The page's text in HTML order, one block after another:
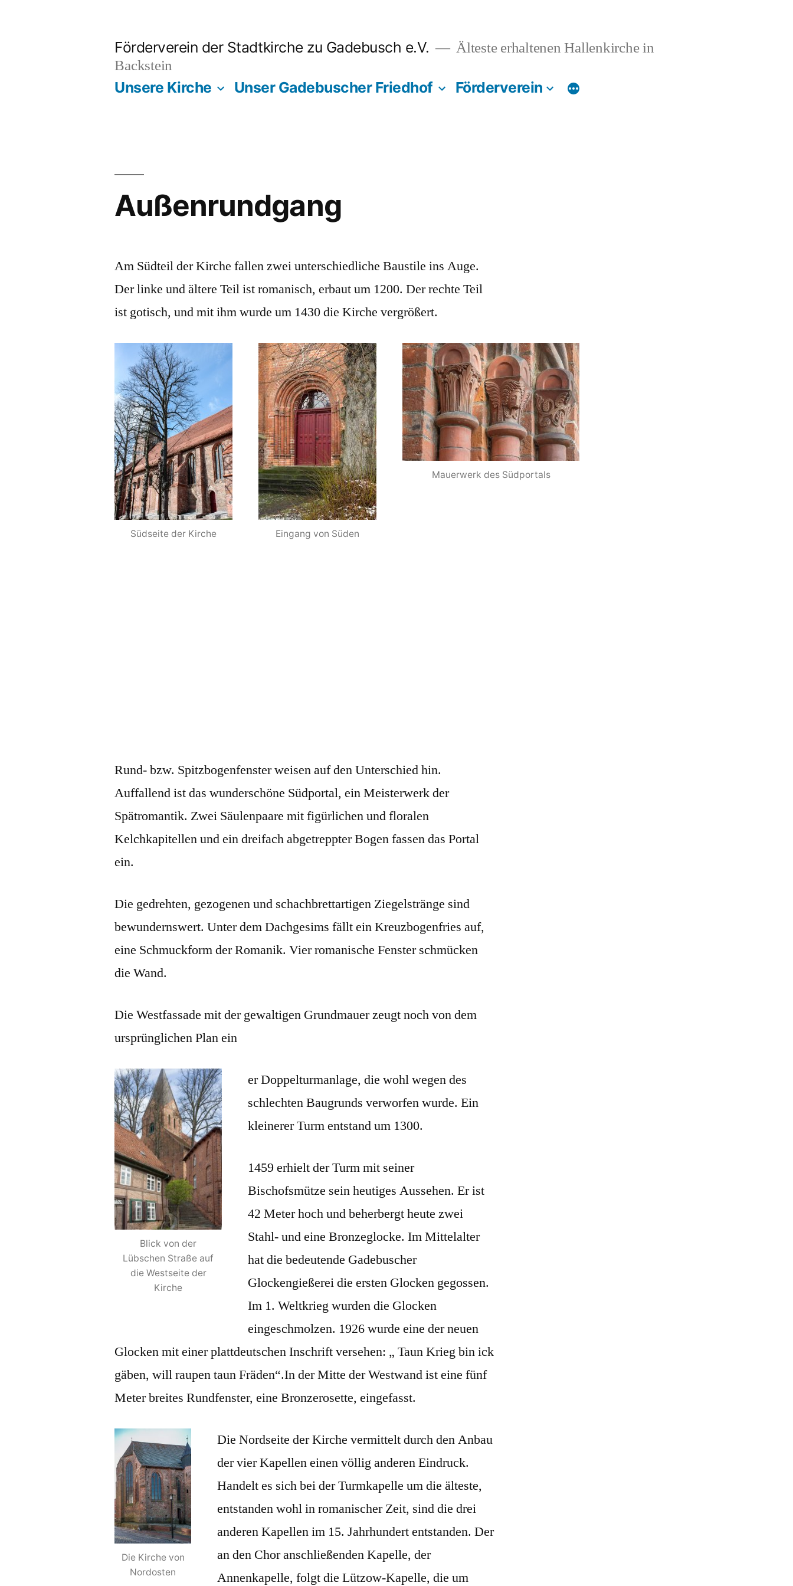
Förderverein der Stadtkirche zu Gadebusch e.V.
Älteste erhaltenen Hallenkirche in
Backstein
Unsere Kirche Unser Gadebuscher Friedhof Förderverein
Außenrundgang
Am Südteil der Kirche fallen zwei unterschiedliche Baustile ins Auge.
Der linke und ältere Teil ist romanisch, erbaut um 1200. Der rechte Teil
ist gotisch, und mit ihm wurde um 1430 die Kirche vergrößert.
Südseite der Kirche Eingang von Süden
Mauerwerk des Südportals
Rund- bzw. Spitzbogenfenster weisen auf den Unterschied hin.
Auffallend ist das wunderschöne Südportal, ein Meisterwerk der
Spätromantik. Zwei Säulenpaare mit figürlichen und floralen
Kelchkapitellen und ein dreifach abgetreppter Bogen fassen das Portal
ein.
Die gedrehten, gezogenen und schachbrettartigen Ziegelstränge sind
bewundernswert. Unter dem Dachgesims fällt ein Kreuzbogenfries auf,
eine Schmuckform der Romanik. Vier romanische Fenster schmücken
die Wand.
Die Westfassade mit der gewaltigen Grundmauer zeugt noch von dem
ursprünglichen Plan ein
Blick von der
Lübschen Straße auf
die Westseite der
Kirche
er Doppelturmanlage, die wohl wegen des
schlechten Baugrunds verworfen wurde. Ein
kleinerer Turm entstand um 1300.
1459 erhielt der Turm mit seiner
Bischofsmütze sein heutiges Aussehen. Er ist
42 Meter hoch und beherbergt heute zwei
Stahl- und eine Bronzeglocke. Im Mittelalter
hat die bedeutende Gadebuscher
Glockengießerei die ersten Glocken gegossen.
Im 1. Weltkrieg wurden die Glocken
eingeschmolzen. 1926 wurde eine der neuen
Glocken mit einer plattdeutschen Inschrift versehen: „ Taun Krieg bin ick
gäben, will raupen taun Fräden“.In der Mitte der Westwand ist eine fünf
Meter breites Rundfenster, eine Bronzerosette, eingefasst.
Die Kirche von
Nordosten
Die Nordseite der Kirche vermittelt durch den Anbau
der vier Kapellen einen völlig anderen Eindruck.
Handelt es sich bei der Turmkapelle um die älteste,
entstanden wohl in romanischer Zeit, sind die drei
anderen Kapellen im 15. Jahrhundert entstanden. Der
an den Chor anschließenden Kapelle, der
Annenkapelle, folgt die Lützow-Kapelle, die um